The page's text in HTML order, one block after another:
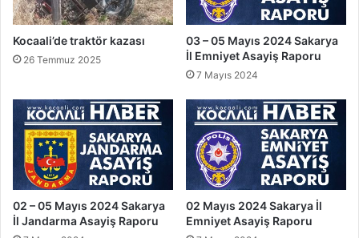
Kocaali’de traktör kazası
26 Temmuz 2025
03 – 05 Mayıs 2024 Sakarya
İl Emniyet Asayiş Raporu
7 Mayıs 2024
02 – 05 Mayıs 2024 Sakarya
İl Jandarma Asayiş Raporu
02 Mayıs 2024 Sakarya İl
Emniyet Asayiş Raporu